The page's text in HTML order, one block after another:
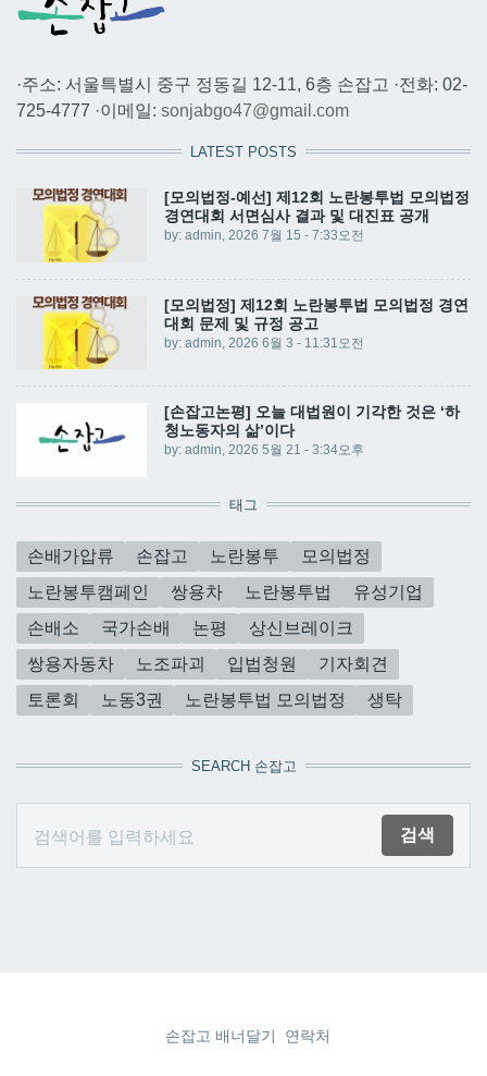
·주소: 서울특별시 중구 정동길 12-11, 6층 손잡고 ·전화: 02-
725-4777 ·이메일: sonjabgo47@gmail.com
LATEST POSTS
[모의법정-예선] 제12회 노란봉투법 모의법정
경연대회 서면심사 결과 및 대진표 공개
by: admin, 2026 7월 15 - 7:33오전
[모의법정] 제12회 노란봉투법 모의법정 경연
대회 문제 및 규정 공고
by: admin , 2026 6월 3 - 11:31오전
[손잡고논평] 오늘 대법원이 기각한 것은 ‘하
청노동자의 삶’이다
by: admin, 2026 5월 21 - 3:34오후
태그
손배가압류 손잡고 노란봉투
모의법정
노란봉투캠페인
쌍용차 노란봉투법
유성기업
손배소
국가손배 논평
상신브레이크
쌍용자동차
노조파괴 입법청원
기자회견
토론회
노동3권 노란봉투법 모의법정 생탁
SEARCH 손잡고
손잡고 배너달기 연락처